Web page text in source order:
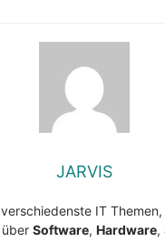
JARVIS
IT
Software, Hardware,